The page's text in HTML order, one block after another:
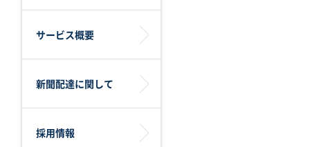
サービス概要
新聞配達に関して
採用情報